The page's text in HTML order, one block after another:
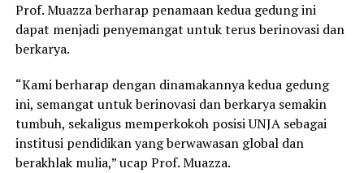
Prof. Muazza berharap penamaan kedua gedung ini
dapat menjadi penyemangat untuk terus berinovasi dan
berkarya.
“Kami berharap dengan dinamakannya kedua gedung
ini, semangat untuk berinovasi dan berkarya semakin
tumbuh, sekaligus memperkokoh posisi UNJA sebagai
institusi pendidikan yang berwawasan global dan
berakhlak mulia,” ucap Prof. Muazza.